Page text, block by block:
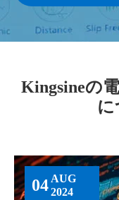
Kingsineの
04 AUG
2024